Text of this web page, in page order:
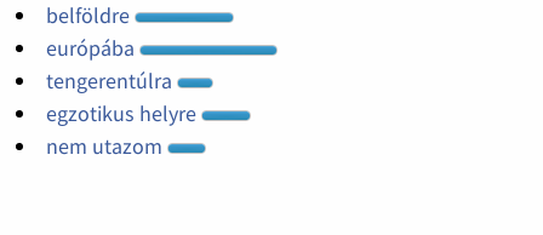
belföldre
európába
tengerentúlra
egzotikus helyre
nem utazom